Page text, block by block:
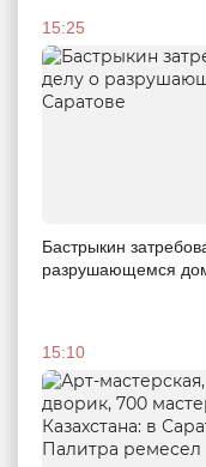
15:25
Бастрыкин
разрушающемся
15:10